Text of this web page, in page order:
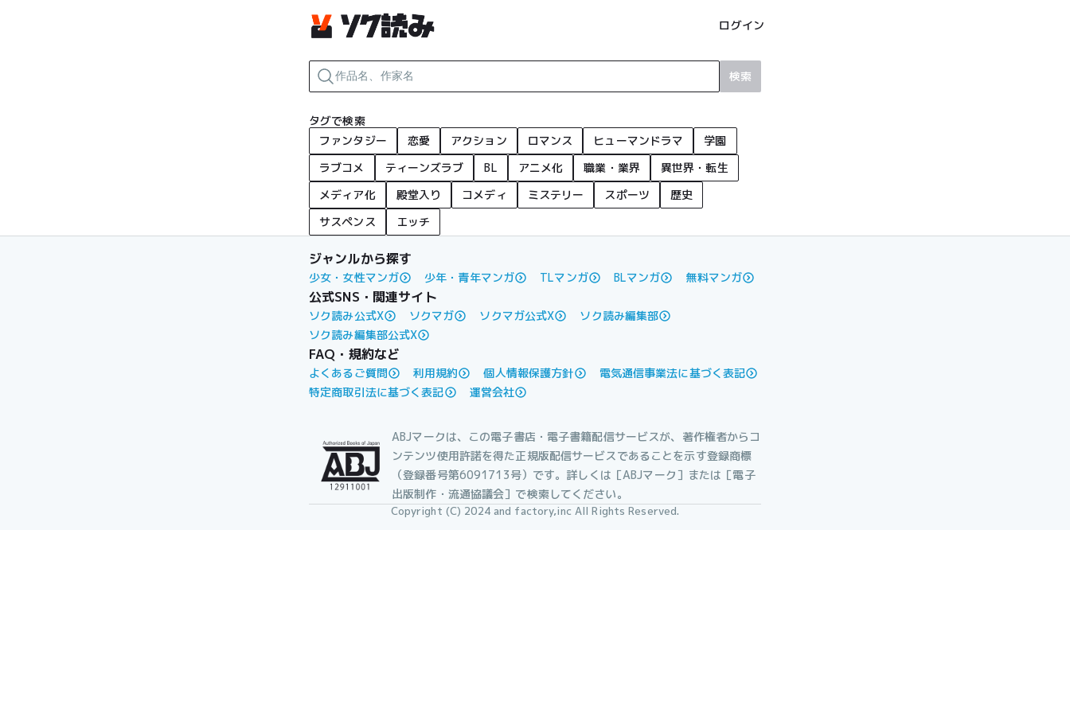
ログイン
検索
タグで検索
ファンタジー
恋愛 アクション ロマンス ヒューマンドラマ
学園
ラブコメ
ティーンズラブ BL アニメ化 職業・業界
異世界・転生
メディア化
殿堂入り コメディ ミステリー スポーツ
歴史
サスペンス
エッチ
ジャンルから探す
少女・女性マンガ 少年・青年マンガ TLマンガ BLマンガ 無料マンガ
公式SNS・関連サイト
ソク読み公式X ソクマガ ソクマガ公式X
ソク読み編集部
ソク読み編集部公式X
FAQ・規約など
よくあるご質問 利用規約 個人情報保護方針
電気通信事業法に基づく表記
特定商取引法に基づく表記
運営会社
ABJマークは、この電子書店・電子書籍配信サービスが、著作権者からコ
ンテンツ使用許諾を得た正規版配信サービスであることを示す登録商標
（登録番号第6091713号）です。詳しくは［ABJマーク］または［電子
出版制作・流通協議会］で検索してください。
Copyright (C) 2024 and factory,inc All Rights Reserved.